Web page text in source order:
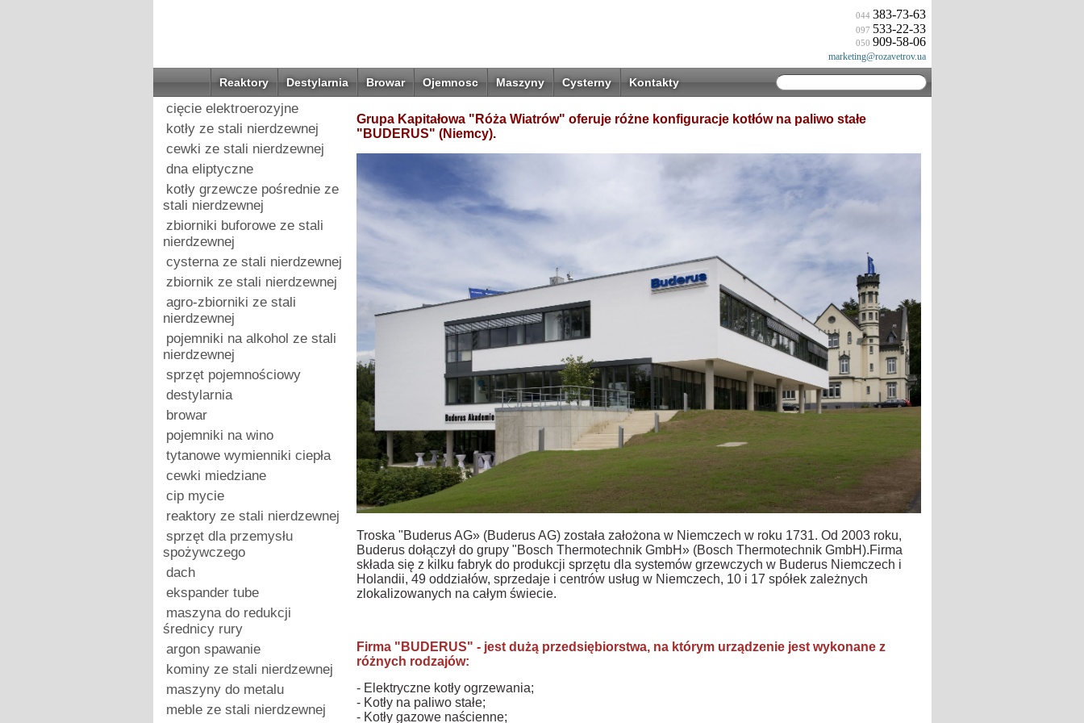
044 383-73-63
097 533-22-33
050 909-58-06
marketing@rozavetrov.ua
Reaktory Destylarnia Browar Ojemnosc Maszyny Cysterny Kontakty
cięcie elektroerozyjne
kotły ze stali nierdzewnej
cewki ze stali nierdzewnej
dna eliptyczne
kotły grzewcze pośrednie ze
stali nierdzewnej
zbiorniki buforowe ze stali
nierdzewnej
cysterna ze stali nierdzewnej
zbiornik ze stali nierdzewnej
agro-zbiorniki ze stali
nierdzewnej
pojemniki na alkohol ze stali
nierdzewnej
sprzęt pojemnościowy
destylarnia
browar
pojemniki na wino
tytanowe wymienniki ciepła
cewki miedziane
cip mycie
reaktory ze stali nierdzewnej
sprzęt dla przemysłu
spożywczego
dach
ekspander tube
maszyna do redukcji
średnicy rury
argon spawanie
kominy ze stali nierdzewnej
maszyny do metalu
meble ze stali nierdzewnej
Grupa Kapitałowa "Róża Wiatrów" oferuje różne konfiguracje kotłów na paliwo stałe
"BUDERUS" (Niemcy).
Troska "Buderus AG» (Buderus AG) została założona w Niemczech w roku 1731. Od 2003 roku,
Buderus dołączył do grupy "Bosch Thermotechnik GmbH» (Bosch Thermotechnik GmbH).Firma
składa się z kilku fabryk do produkcji sprzętu dla systemów grzewczych w Buderus Niemczech i
Holandii, 49 oddziałów, sprzedaje i centrów usług w Niemczech, 10 i 17 spółek zależnych
zlokalizowanych na całym świecie.
Firma "BUDERUS" - jest dużą przedsiębiorstwa, na którym urządzenie jest wykonane z
różnych rodzajów:
- Elektryczne kotły ogrzewania;
- Kotły na paliwo stałe;
- Kotły gazowe naścienne;